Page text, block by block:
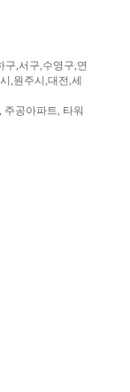
구,서구,수영구,연
,원주시,대전,세
공아파트, 타워